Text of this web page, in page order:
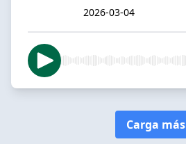
2026-03-04
Carga más